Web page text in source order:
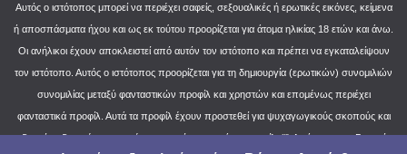
Αυτός ο ιστότοπος μπορεί να περιέχει σαφείς, σεξουαλικές ή ερωτικές εικόνες, κείμενα
ή αποσπάσματα ήχου και ως εκ τούτου προορίζεται για άτομα ηλικίας 18 ετών και άνω.
Οι ανήλικοι έχουν αποκλειστεί από αυτόν τον ιστότοπο και πρέπει να εγκαταλείψουν
τον ιστότοπο. Αυτός ο ιστότοπος προορίζεται για τη δημιουργία (ερωτικών) συνομιλιών
συνομιλίας μεταξύ φανταστικών προφίλ και χρηστών και επομένως περιέχει
φανταστικά προφίλ. Αυτά τα προφίλ έχουν προστεθεί για ψυχαγωγικούς σκοπούς και
δεν είναι δυνατές οι φυσικές συμφωνίες με αυτά τα προφίλ. iii) Απόρρητο και Γενικοί